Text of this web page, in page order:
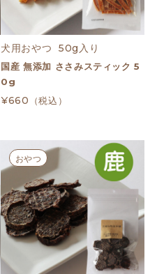
犬用おやつ  50g入り
国産 無添加 ささみスティック 5
0g
¥660 （税込）
おやつ